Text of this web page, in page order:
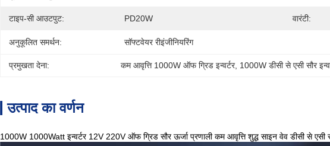
टाइप-सी आउटपुट: PD20W वारंटी:
अनुकूलित समर्थन: सॉफ्टवेयर रीइंजीनियरिंग
प्रमुखता देना: कम आवृत्ति 1000W ऑफ ग्रिड इन्वर्टर, 1000W डीसी से एसी सौर
उत्पाद का वर्णन
1000W 1000Watt इन्वर्टर 12V 220V ऑफ ग्रिड सौर ऊर्जा प्रणाली कम आवृत्ति शुद्ध साइन वेव डीसी से एसी